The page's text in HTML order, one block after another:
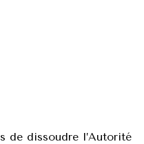
de dissoudre l’Autorité